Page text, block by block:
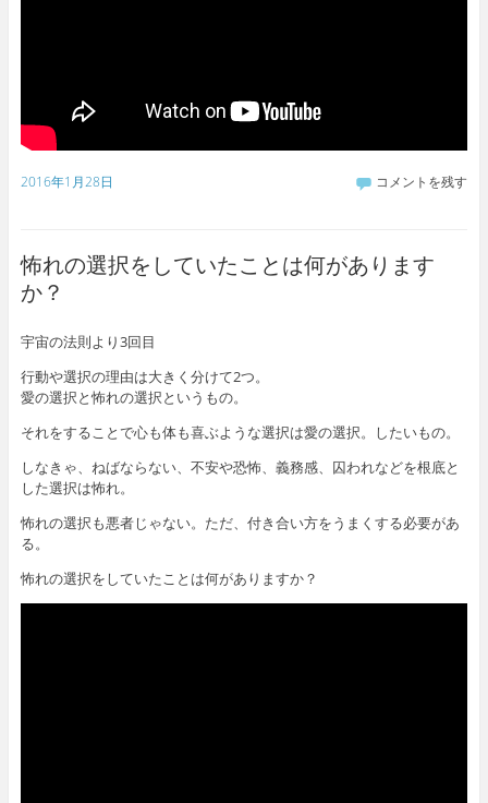
2016年1月28日 コメントを残す
怖れの選択をしていたことは何があります
か？
宇宙の法則より3回目
行動や選択の理由は大きく分けて2つ。
愛の選択と怖れの選択というもの。
それをすることで心も体も喜ぶような選択は愛の選択。したいもの。
しなきゃ、ねばならない、不安や恐怖、義務感、囚われなどを根底と
した選択は怖れ。
怖れの選択も悪者じゃない。ただ、付き合い方をうまくする必要があ
る。
怖れの選択をしていたことは何がありますか？